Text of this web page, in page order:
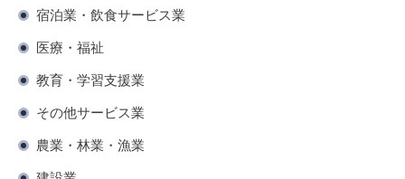
宿泊業・飲食サービス業
医療・福祉
教育・学習支援業
その他サービス業
農業・林業・漁業